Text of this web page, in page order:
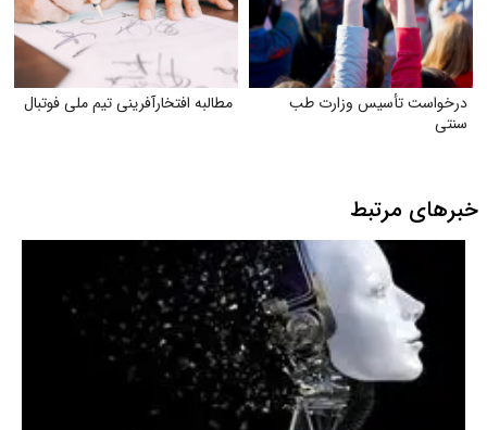
درخواست تأسیس وزارت طب
سنتی
مطالبه افتخارآفرینی تیم ملی فوتبال
خبرهای مرتبط